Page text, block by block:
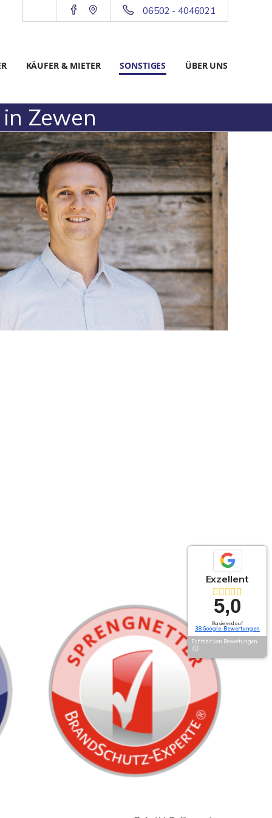
06502 - 4046021
KÄUFER & MIETER SONSTIGES ÜBER UNS
Zewen
Exzellent
5,0
Basierend auf
38 Google-Bewertungen
Echtheit von Bewertungen